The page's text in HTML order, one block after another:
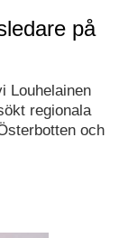
på
Louhelainen
regionala
och